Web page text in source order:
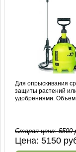
Для опрыскивания
защиты растений
удобрениями. Объем
Старая цена:5500
Цена:5150